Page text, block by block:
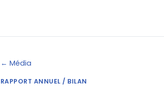
← Média
RAPPORT ANNUEL / BILAN